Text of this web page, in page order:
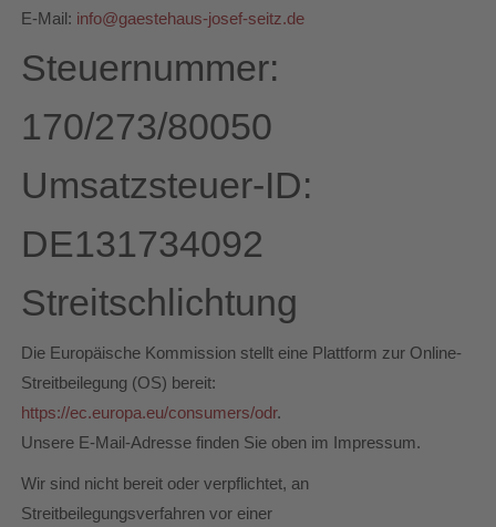
E-Mail: info@gaestehaus-josef-seitz.de
Steuernummer:
170/273/80050
Umsatzsteuer-ID:
DE131734092
Streitschlichtung
Die Europäische Kommission stellt eine Plattform zur Online-
Streitbeilegung (OS) bereit:
https://ec.europa.eu/consumers/odr.
Unsere E-Mail-Adresse finden Sie oben im Impressum.
Wir sind nicht bereit oder verpflichtet, an
Streitbeilegungsverfahren vor einer